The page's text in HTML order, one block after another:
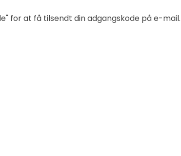
for at få tilsendt din adgangskode på e-mail.